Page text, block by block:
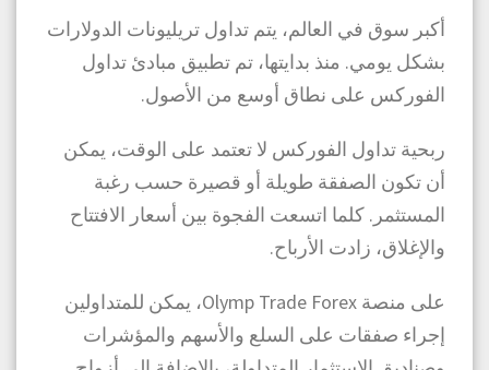
أكبر سوق في العالم، يتم تداول تريليونات الدولارات
بشكل يومي. منذ بدايتها، تم تطبيق مبادئ تداول
الفوركس على نطاق أوسع من الأصول.
ربحية تداول الفوركس لا تعتمد على الوقت، يمكن
أن تكون الصفقة طويلة أو قصيرة حسب رغبة
المستثمر. كلما اتسعت الفجوة بين أسعار الافتتاح
والإغلاق، زادت الأرباح.
على منصة Olymp Trade Forex، يمكن للمتداولين
إجراء صفقات على السلع والأسهم والمؤشرات